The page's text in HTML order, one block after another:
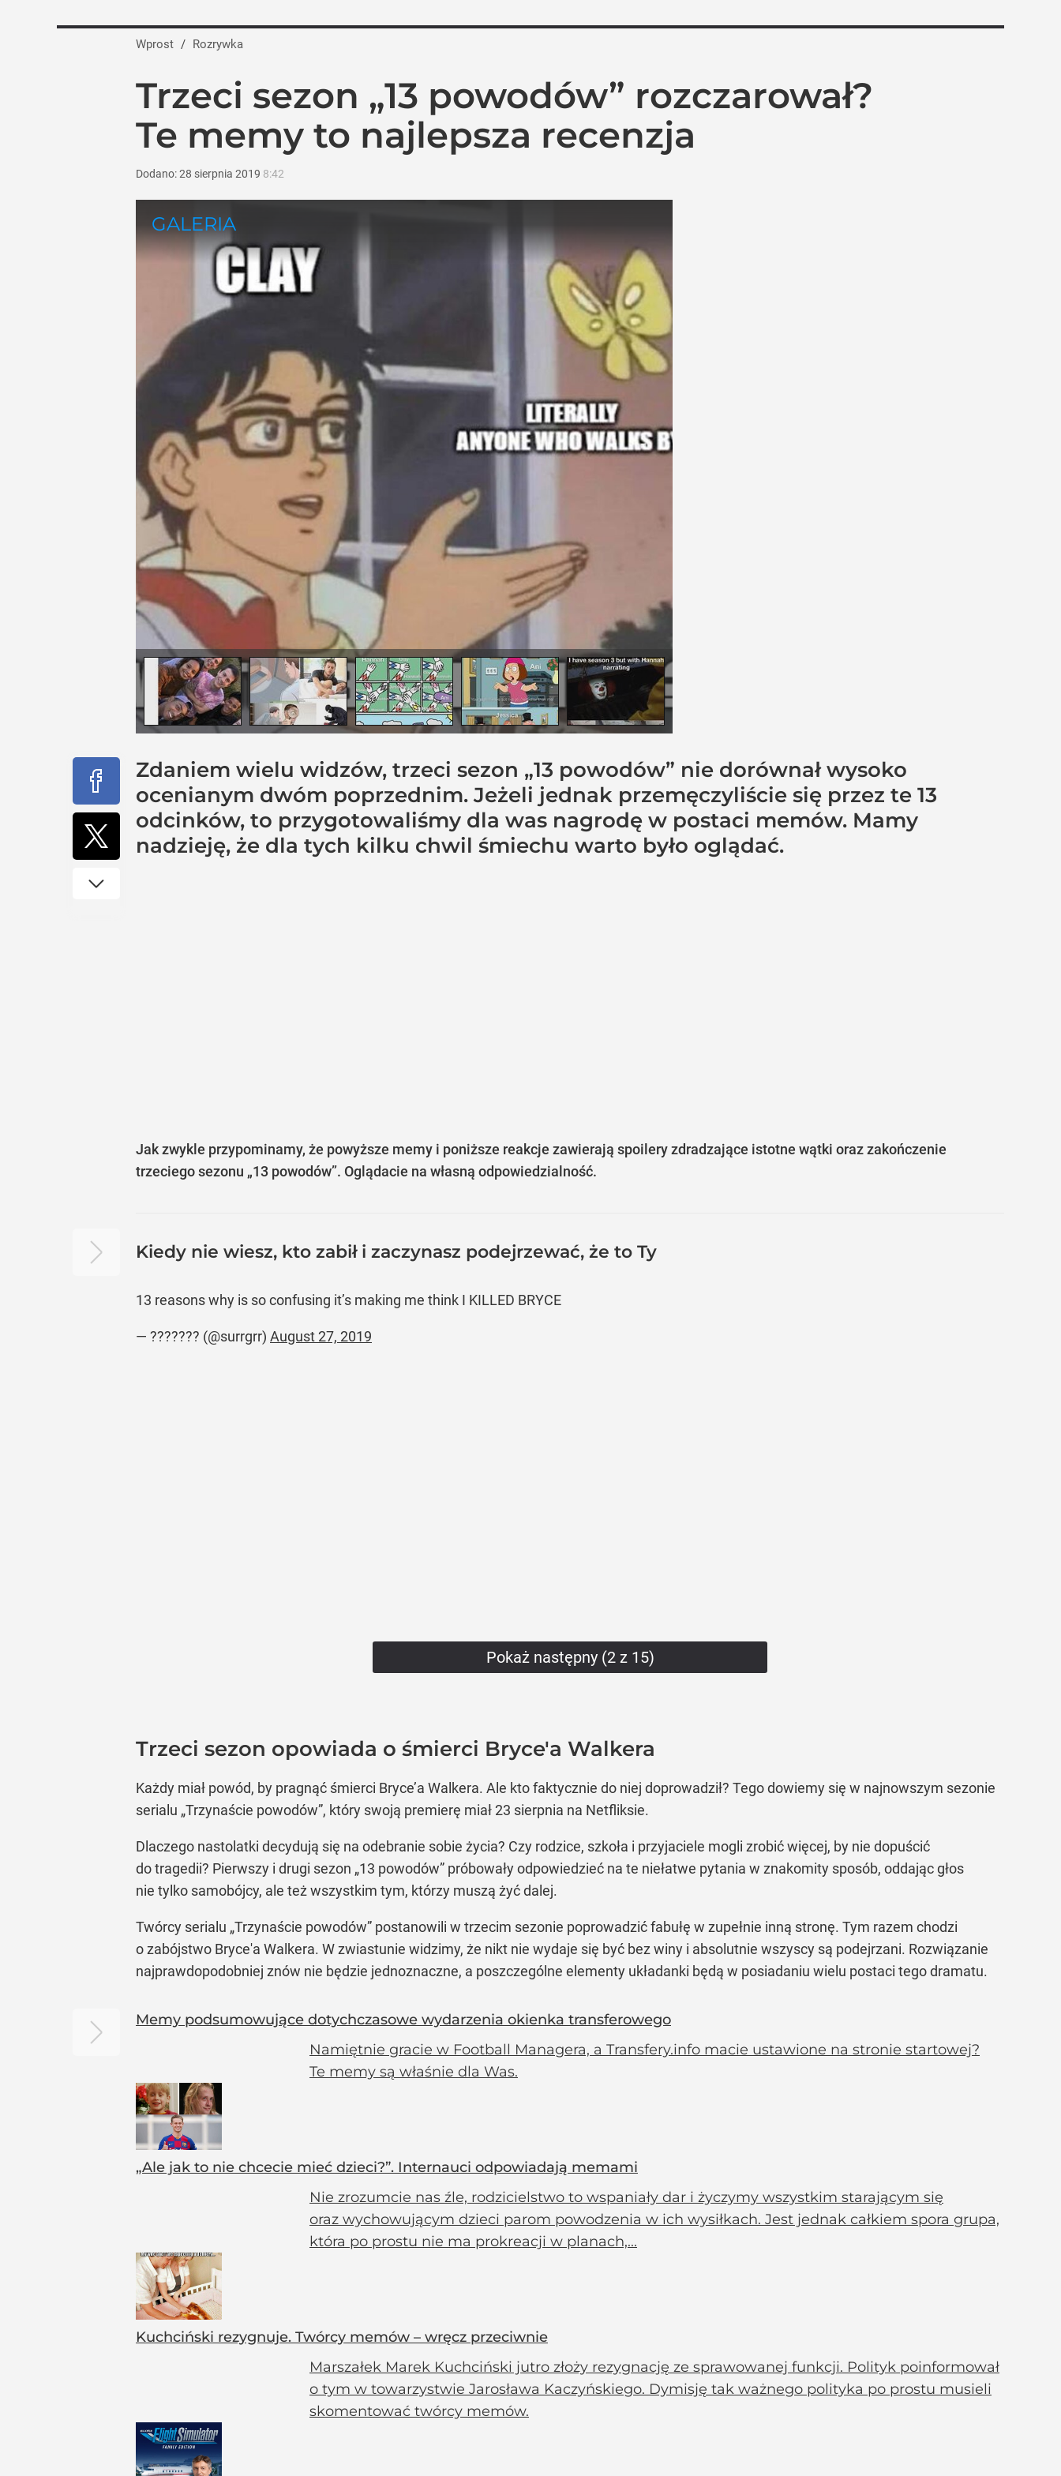
Wprost / Rozrywka
Trzeci sezon „13 powodów” rozczarował?
Te memy to najlepsza recenzja
Dodano:28 sierpnia 2019 8:42
Zdaniem wielu widzów, trzeci sezon „13 powodów” nie dorównał wysoko
ocenianym dwóm poprzednim. Jeżeli jednak przemęczyliście się przez te 13
odcinków, to przygotowaliśmy dla was nagrodę w postaci memów. Mamy
nadzieję, że dla tych kilku chwil śmiechu warto było oglądać.
Jak zwykle przypominamy, że powyższe memy i poniższe reakcje zawierają spoilery zdradzające istotne wątki oraz zakończenie
trzeciego sezonu „13 powodów”. Oglądacie na własną odpowiedzialność.
Kiedy nie wiesz, kto zabił i zaczynasz podejrzewać, że to Ty
13 reasons why is so confusing it’s making me think I KILLED BRYCE
— ??????? (@surrgrr) August 27, 2019
Pokaż następny (2 z 15)
Trzeci sezon opowiada o śmierci Bryce'a Walkera
Każdy miał powód, by pragnąć śmierci Bryce’a Walkera. Ale kto faktycznie do niej doprowadził? Tego dowiemy się w najnowszym sezonie
serialu „Trzynaście powodów”, który swoją premierę miał 23 sierpnia na Netfliksie.
Dlaczego nastolatki decydują się na odebranie sobie życia? Czy rodzice, szkoła i przyjaciele mogli zrobić więcej, by nie dopuścić
do tragedii? Pierwszy i drugi sezon „13 powodów” próbowały odpowiedzieć na te niełatwe pytania w znakomity sposób, oddając głos
nie tylko samobójcy, ale też wszystkim tym, którzy muszą żyć dalej.
Twórcy serialu „Trzynaście powodów” postanowili w trzecim sezonie poprowadzić fabułę w zupełnie inną stronę. Tym razem chodzi
o zabójstwo Bryce'a Walkera. W zwiastunie widzimy, że nikt nie wydaje się być bez winy i absolutnie wszyscy są podejrzani. Rozwiązanie
najprawdopodobniej znów nie będzie jednoznaczne, a poszczególne elementy układanki będą w posiadaniu wielu postaci tego dramatu.
Memy podsumowujące dotychczasowe wydarzenia okienka transferowego
Namiętnie gracie w Football Managera, a Transfery.info macie ustawione na stronie startowej?
Te memy są właśnie dla Was.
„Ale jak to nie chcecie mieć dzieci?”. Internauci odpowiadają memami
Nie zrozumcie nas źle, rodzicielstwo to wspaniały dar i życzymy wszystkim starającym się
oraz wychowującym dzieci parom powodzenia w ich wysiłkach. Jest jednak całkiem spora grupa,
która po prostu nie ma prokreacji w planach,...
Kuchciński rezygnuje. Twórcy memów – wręcz przeciwnie
Marszałek Marek Kuchciński jutro złoży rezygnację ze sprawowanej funkcji. Polityk poinformował
o tym w towarzystwie Jarosława Kaczyńskiego. Dymisję tak ważnego polityka po prostu musieli
skomentować twórcy memów.